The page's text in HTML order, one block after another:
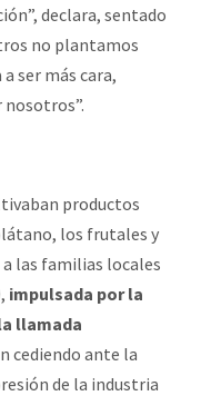
declara, sentado
no plantamos
ser más cara,
nosotros”.
productos
los frutales y
las familias locales
impulsada por la
llamada
cediendo ante la
de la industria